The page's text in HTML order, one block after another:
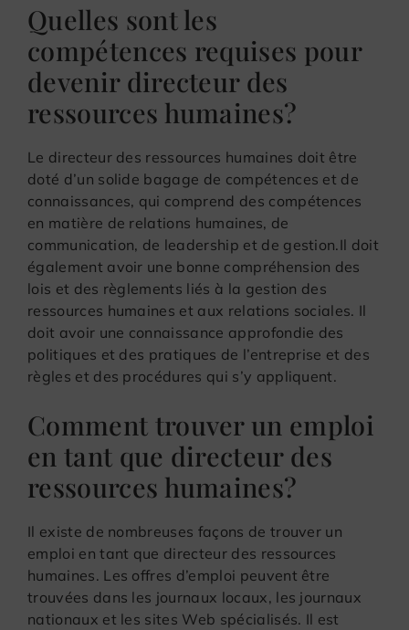
Quelles sont les
compétences requises pour
devenir directeur des
ressources humaines?
Le directeur des ressources humaines doit être
doté d’un solide bagage de compétences et de
connaissances, qui comprend des compétences
en matière de relations humaines, de
communication, de leadership et de gestion.Il doit
également avoir une bonne compréhension des
lois et des règlements liés à la gestion des
ressources humaines et aux relations sociales. Il
doit avoir une connaissance approfondie des
politiques et des pratiques de l’entreprise et des
règles et des procédures qui s’y appliquent.
Comment trouver un emploi
en tant que directeur des
ressources humaines?
Il existe de nombreuses façons de trouver un
emploi en tant que directeur des ressources
humaines. Les offres d’emploi peuvent être
trouvées dans les journaux locaux, les journaux
nationaux et les sites Web spécialisés. Il est